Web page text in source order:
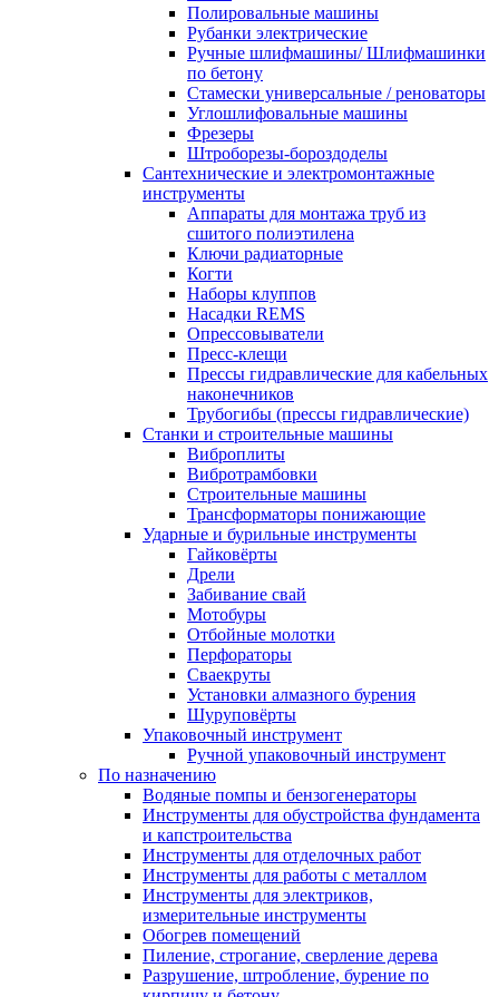
Полировальные машины
Рубанки электрические
Ручные шлифмашины/ Шлифмашинки
по бетону
Стамески универсальные / реноваторы
Углошлифовальные машины
Фрезеры
Штроборезы-бороздоделы
Сантехнические и электромонтажные
инструменты
Аппараты для монтажа труб из
сшитого полиэтилена
Ключи радиаторные
Когти
Наборы клуппов
Насадки REMS
Опрессовыватели
Пресс-клещи
Прессы гидравлические для кабельных
наконечников
Трубогибы (прессы гидравлические)
Станки и строительные машины
Виброплиты
Вибротрамбовки
Строительные машины
Трансформаторы понижающие
Ударные и бурильные инструменты
Гайковёрты
Дрели
Забивание свай
Мотобуры
Отбойные молотки
Перфораторы
Сваекруты
Установки алмазного бурения
Шуруповёрты
Упаковочный инструмент
Ручной упаковочный инструмент
По назначению
Водяные помпы и бензогенераторы
Инструменты для обустройства фундамента
и капстроительства
Инструменты для отделочных работ
Инструменты для работы с металлом
Инструменты для электриков,
измерительные инструменты
Обогрев помещений
Пиление, строгание, сверление дерева
Разрушение, штробление, бурение по